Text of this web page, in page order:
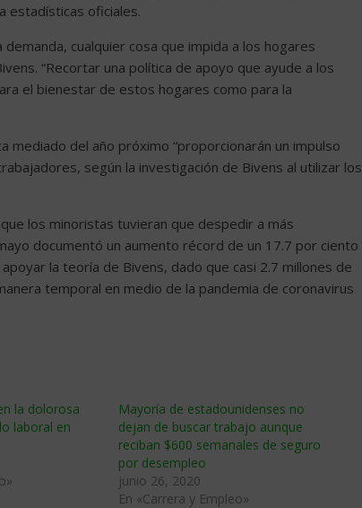
estadísticas oficiales.
cualquier cosa que impida a los hogares
“Recortar una política de apoyo que ayude a los
el bienestar de estos hogares como para la
del año próximo “proporcionarán un impulso
según la investigación de Bivens al utilizar los
los minoristas tuvieran que despedir a más
documentó un aumento récord de un 17.7 por ciento
la teoría de Bivens, dado que casi 2.7 millones de
temporal en medio de la pandemia de coronavirus
la dolorosa
laboral en
Mayoría de estadounidenses no
dejan de buscar trabajo aunque
reciban $600 semanales de seguro
por desempleo
junio 26, 2020
En «Carrera y Empleo»